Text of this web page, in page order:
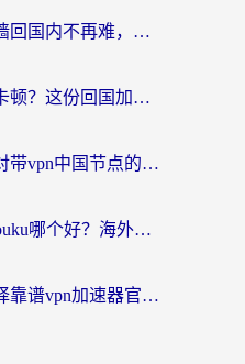
海外党必看：手机翻墙回国内不再难，一篇搞定无缝访问国内资源指南
海外华人电视直播总卡顿？这份回国加速器选择指南帮你无缝看国内资源
海外党必看：如何选对带vpn中国节点的加速器？无缝访问国内资源全攻略
ChickCN和Unblock Youku哪个好？海外党亲测4款热门回国加速器，附避坑指南
海外党必看：如何选择靠谱vpn加速器官网？轻松解决国内APP地区限制